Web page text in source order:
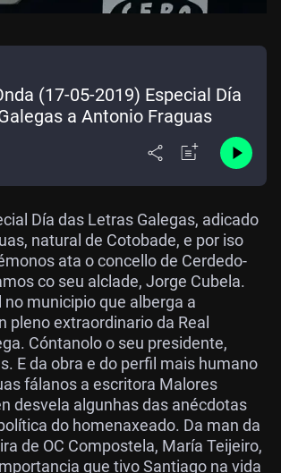
(17-05-2019) Especial Día
a Antonio Fraguas
Día das Letras Galegas, adicado
natural de Cotobade, e por iso
ata o concello de Cerdedo-
co seu alclade, Jorge Cubela.
no municipio que alberga a
pleno extraordinario da Real
Cóntanolo o seu presidente,
E da obra e do perfil mais humano
fálanos a escritora Malores
desvela algunhas das anécdotas
do homenaxeado. Da man da
de OC Compostela, María Teijeiro,
que tivo Santiago na vida